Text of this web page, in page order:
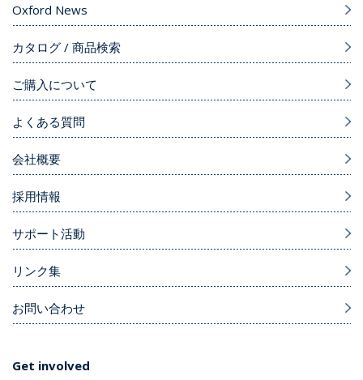
Oxford News
カタログ / 商品検索
ご購入について
よくある質問
会社概要
採用情報
サポート活動
リンク集
お問い合わせ
Get involved